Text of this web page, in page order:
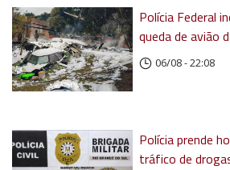
Polícia Federal
queda de avião
06/08 - 22:08
Polícia prende
tráfico de